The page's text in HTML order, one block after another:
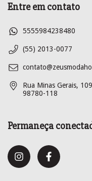
Entre em contato
5555984238480
(55) 2013-0077
Rua Minas Gerais,
98780-118
Permaneça